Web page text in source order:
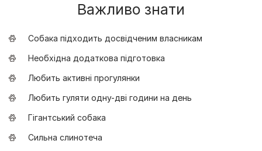
Важливо знати
Собака підходить досвідченим власникам
Необхідна додаткова підготовка
Любить активні прогулянки
Любить гуляти одну-дві години на день
Гігантський собака
Сильна слинотеча